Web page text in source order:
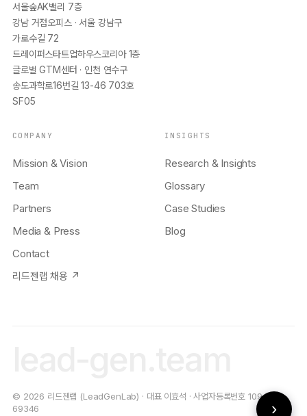
서울숲AK밸리 7층
강남 거점오피스 · 서울 강남구
가로수길 72
드레이퍼스타트업하우스코리아 1층
글로벌 GTM센터 · 인천 연수구
송도과학로16번길 13-46 703호
SF05
COMPANY
Mission & Vision
Team
Partners
Media & Press
Contact
리드젠랩 채용 ↗
INSIGHTS
Research & Insights
Glossary
Case Studies
Blog
© 2026 리드젠랩 (LeadGenLab) · 대표 이효석 · 사업자등록번호 109-19-
69346
›